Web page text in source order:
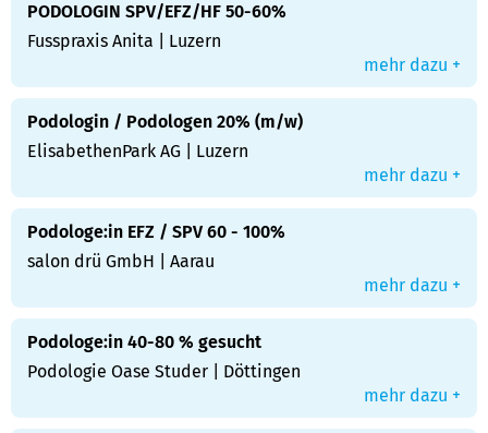
PODOLOGIN SPV/EFZ/HF 50-60%
Fusspraxis Anita | Luzern
mehr dazu +
Podologin / Podologen 20% (m/w)
ElisabethenPark AG | Luzern
mehr dazu +
Podologe:in EFZ / SPV 60 - 100%
salon drü GmbH | Aarau
mehr dazu +
Podologe:in 40-80 % gesucht
Podologie Oase Studer | Döttingen
mehr dazu +